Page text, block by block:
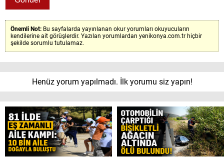
Önemli Not: Bu sayfalarda yayınlanan okur yorumları okuyucuların
kendilerine ait görüşlerdir. Yazılan yorumlardan yenikonya.com.tr hiçbir
şekilde sorumlu tutulamaz.
Henüz yorum yapılmadı. İlk yorumu siz yapın!